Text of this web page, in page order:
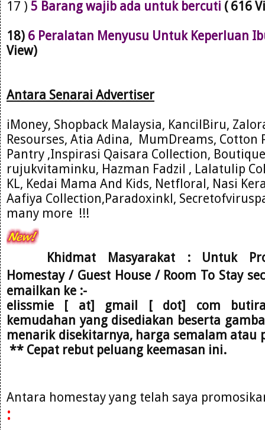
17 ) 5 Barang wajib ada untuk bercuti ( 616
18) 6 Peralatan Menyusu Untuk Keperluan
View)
Antara Senarai Advertiser
iMoney, Shopback Malaysia, KancilBiru,
Resourses, Atia Adina, MumDreams, Cotton
Pantry ,Inspirasi Qaisara Collection,
rujukvitaminku, Hazman Fadzil , Lalatulip
KL, Kedai Mama And Kids, Netfloral, Nasi
Aafiya Collection,Paradoxinkl,
many more !!!
Khidmat Masyarakat : Untuk
Homestay / Guest House / Room To Stay
emailkan ke :-
elissmie [ at] gmail [ dot] com
kemudahan yang disediakan beserta
menarik disekitarnya, harga semalam atau
** Cepat rebut peluang keemasan ini.
Antara homestay yang telah saya
: